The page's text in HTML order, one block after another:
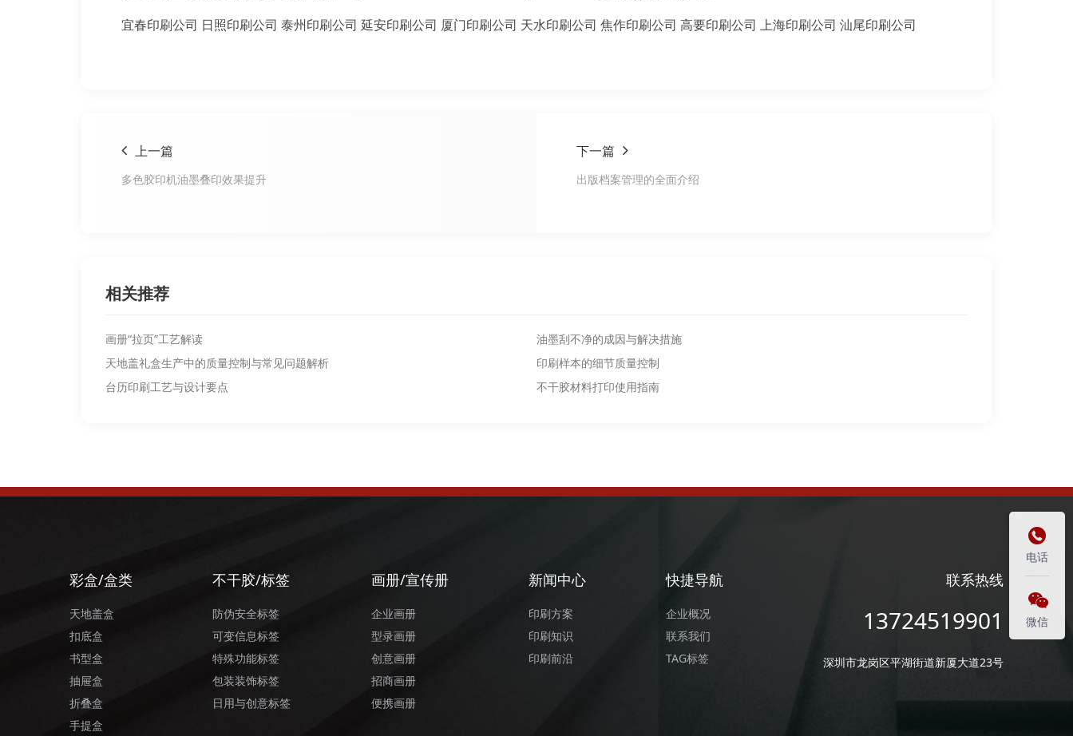
宜春印刷公司 日照印刷公司 泰州印刷公司 延安印刷公司 厦门印刷公司 天水印刷公司 焦作印刷公司 高要印刷公司 上海印刷公司 汕尾印刷公司
上一篇
多色胶印机油墨叠印效果提升
下一篇
出版档案管理的全面介绍
相关推荐
画册“拉页”工艺解读
油墨刮不净的成因与解决措施
天地盖礼盒生产中的质量控制与常见问题解析
印刷样本的细节质量控制
台历印刷工艺与设计要点
不干胶材料打印使用指南
彩盒/盒类
天地盖盒
扣底盒
书型盒
抽屉盒
折叠盒
手提盒
不干胶/标签
防伪安全标签
可变信息标签
特殊功能标签
包装装饰标签
日用与创意标签
画册/宣传册
企业画册
型录画册
创意画册
招商画册
便携画册
新闻中心
印刷方案
印刷知识
印刷前沿
快捷导航
企业概况
联系我们
TAG标签
联系热线
13724519901
深圳市龙岗区平湖街道新厦大道23号

电话

微信